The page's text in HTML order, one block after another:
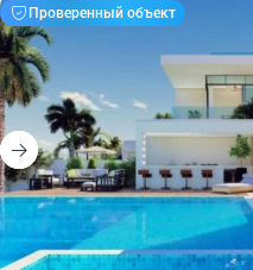
Проверенный объект